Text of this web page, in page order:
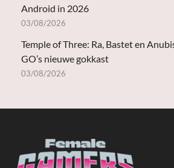
Android in 2026
03/08/2026
Temple of Three: Ra, Bastet en
GO’s nieuwe gokkast
03/08/2026